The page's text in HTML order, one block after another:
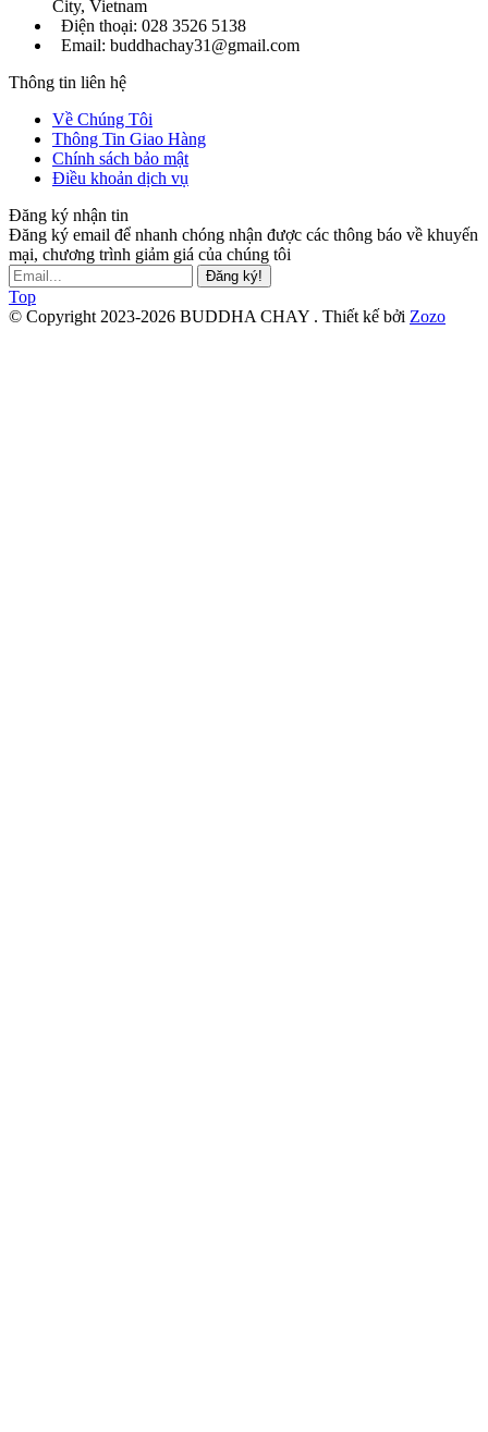
City, Vietnam
Điện thoại: 028 3526 5138
Email: buddhachay31@gmail.com
Thông tin liên hệ
Về Chúng Tôi
Thông Tin Giao Hàng
Chính sách bảo mật
Điều khoản dịch vụ
Đăng ký nhận tin
Đăng ký email để nhanh chóng nhận được các thông báo về khuyến
mại, chương trình giảm giá của chúng tôi
Đăng ký!
Top
© Copyright 2023-2026 BUDDHA CHAY . Thiết kế bởi Zozo